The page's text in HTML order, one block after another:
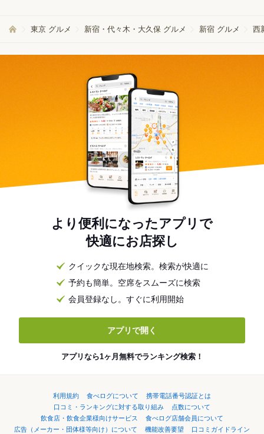
東京 グルメ 新宿・代々木・大久保 グルメ 新宿 グルメ 西
より便利になったアプリで
快適にお店探し
クイックな現在地検索。検索が快適に
予約も簡単。空席をスムーズに検索
会員登録なし。すぐに利用開始
アプリで開く
アプリなら1ヶ月無料でランキング検索！
利用規約 食べログについて
携帯電話番号認証とは
口コミ・ランキングに対する取り組み
点数について
飲食店・飲食企業様向けサービス
食べログ店舗会員について
広告（メーカー・団体様等向け）について
機能改善要望 口コミガイドライン